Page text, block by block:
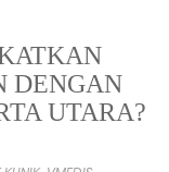
DENGAN
UTARA?